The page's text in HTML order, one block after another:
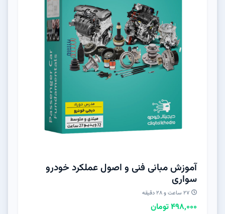
آموزش مبانی فنی و اصول عملکرد خودرو
سواری
۲۷ ساعت و ۲۸ دقیقه
498,000 تومان